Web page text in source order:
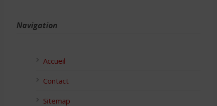
Navigation
Accueil
Contact
Sitemap